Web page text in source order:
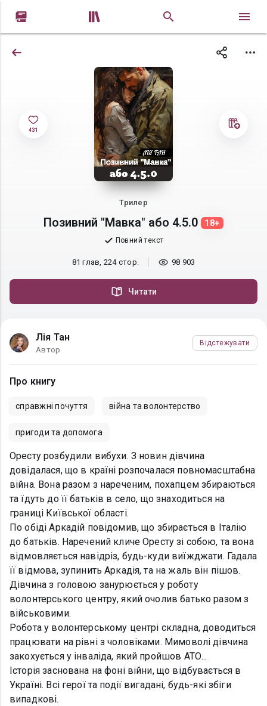
 
431
Трилер
Позивний "Мавка" або 4.5.0 18+
Повний текст
81 глав, 224 стор. 98 903
Читати
Лія Тан
Автор
Відстежувати
Про книгу
справжні почуття війна та волонтерство
пригоди та допомога
Оресту розбудили вибухи. З новин дівчина
довідалася, що в країні розпочалася повномасштабна
війна. Вона разом з нареченим, похапцем збираються
та їдуть до її батьків в село, що знаходиться на
границі Київської області.
По обіді Аркадій повідомив, що збирається в Італію
до батьків. Наречений кличе Оресту зі собою, та вона
відмовляється навідріз, будь-куди виїжджати. Гадала
її відмова, зупинить Аркадія, та на жаль він пішов.
Дівчина з головою занурюється у роботу
волонтерського центру, який очолив батько разом з
військовими.
Робота у волонтерському центрі складна, доводиться
працювати на рівні з чоловіками. Мимоволі дівчина
закохується у інваліда, який пройшов АТО...
Історія заснована на фоні війни, що відбувається в
Україні. Всі герої та події вигадані, будь-які збіги
випадкові.